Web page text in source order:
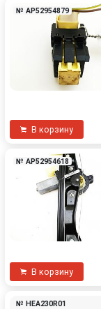
№ AP52954879
В корзину
№ AP52954618
В корзину
№ HEA230R01